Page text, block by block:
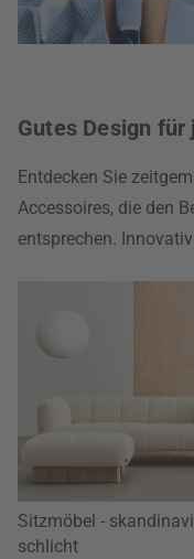
Gutes Design für
Entdecken Sie
Accessoires, die den
entsprechen.
Sitzmöbel -
schlicht